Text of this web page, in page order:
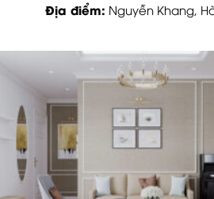
Địa điểm: Nguyễn Khang,